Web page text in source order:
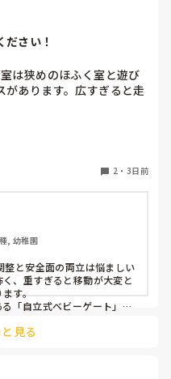
さい！
は狭めのほふく室と遊び
あります。広すぎると走
活動によってパーテーシ
当たると倒れたり、つか
倒れになったりで危険で
活動によって柔軟に移動す
ましたが、移動が大変で使
倒れた時に怖い思いをし
れていますか？
2 ・ 3日前
, 幼稚園
と安全面の両立は悩ましい
、重すぎると移動が大変と
す。
「自立式ベビーゲート」な
けたロー棚を仕切りにすれ
の重りを付けて補強してみ
見る